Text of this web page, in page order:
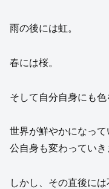
雨の後には虹。
春には桜。
そして自分自身にも色
世界が鮮やかになっ
公自身も変わっていき
しかし、その直後には